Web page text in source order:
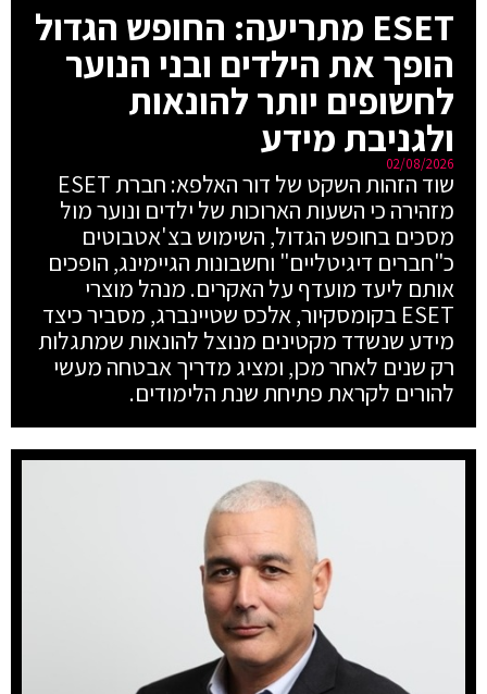
ESET מתריעה: החופש הגדול
הופך את הילדים ובני הנוער
לחשופים יותר להונאות
ולגניבת מידע
02/08/2026
שוד הזהות השקט של דור האלפא: חברת ESET
מזהירה כי השעות הארוכות של ילדים ונוער מול
מסכים בחופש הגדול, השימוש בצ'אטבוטים
כ"חברים דיגיטליים" וחשבונות הגיימינג, הופכים
אותם ליעד מועדף על האקרים. מנהל מוצרי
ESET בקומסקיור, אלכס שטיינברג, מסביר כיצד
מידע שנשדד מקטינים מנוצל להונאות שמתגלות
רק שנים לאחר מכן, ומציג מדריך אבטחה מעשי
להורים לקראת פתיחת שנת הלימודים.